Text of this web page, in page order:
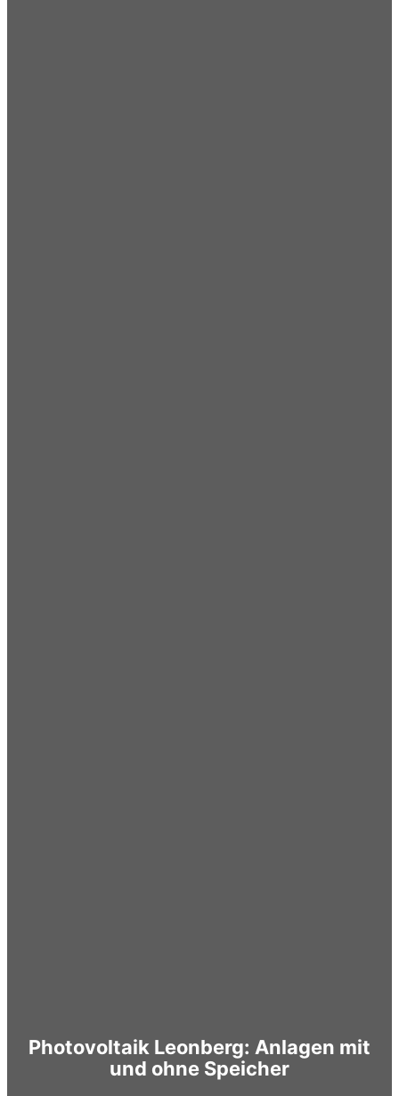
Photovoltaik Leonberg: Anlagen mit
und ohne Speicher